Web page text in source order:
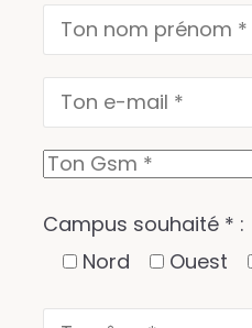
Campus souhaité * :
Nord
Ouest